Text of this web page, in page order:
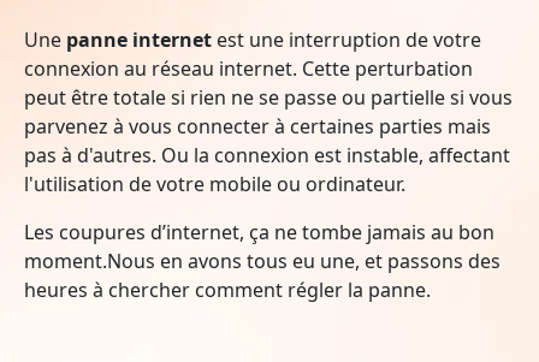
Une panne internet est une interruption de votre
connexion au réseau internet. Cette perturbation
peut être totale si rien ne se passe ou partielle si vous
parvenez à vous connecter à certaines parties mais
pas à d'autres. Ou la connexion est instable, affectant
l'utilisation de votre mobile ou ordinateur.
Les coupures d’internet, ça ne tombe jamais au bon
moment.Nous en avons tous eu une, et passons des
heures à chercher comment régler la panne.